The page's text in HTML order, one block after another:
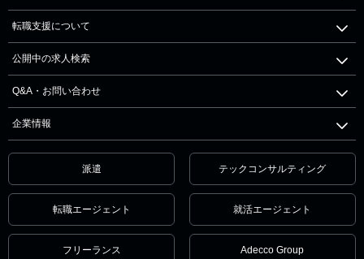
転職支援について
公開中の求人検索
Q&A・お問い合わせ
企業情報
派遣 テックコンサルティング
転職エージェント 就活エージェント
フリーランス Adecco Group